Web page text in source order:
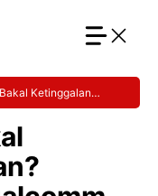
Ketinggalan